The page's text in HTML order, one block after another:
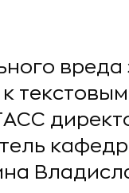
вреда